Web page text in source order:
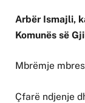
Arbër Ismajli,
Komunës së
Mbrëmje
Çfarë ndjenje